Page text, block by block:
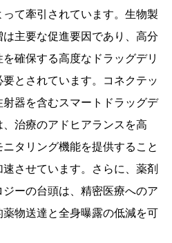
て牽引されています。生物製
主要な促進要因であり、高分
確保する高度なドラッグデリ
とされています。コネクテッ
器を含むスマートドラッグデ
治療のアドヒアランスを高
タリング機能を提供すること
させています。さらに、薬剤
ーの台頭は、精密医療へのア
物送達と全身曝露の低減を可